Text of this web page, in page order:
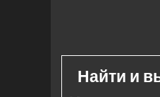
Найти и